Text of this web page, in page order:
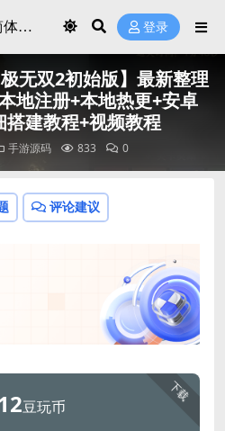
登录
无双2初始版】最新整理
地注册+本地热更+安卓
搭建教程+视频教程
手游源码 833 0
评论建议
下载
豆玩币